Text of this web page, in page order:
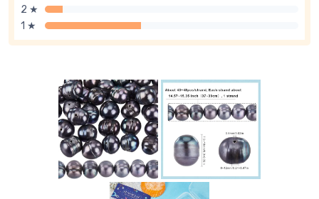
2 ★
1 ★